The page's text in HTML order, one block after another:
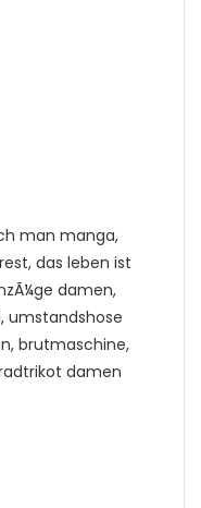
man manga,
das leben ist
damen,
umstandshose
brutmaschine,
damen